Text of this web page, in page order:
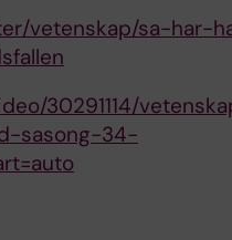
vetenskap/sa-har-
30291114/
sasong-34-